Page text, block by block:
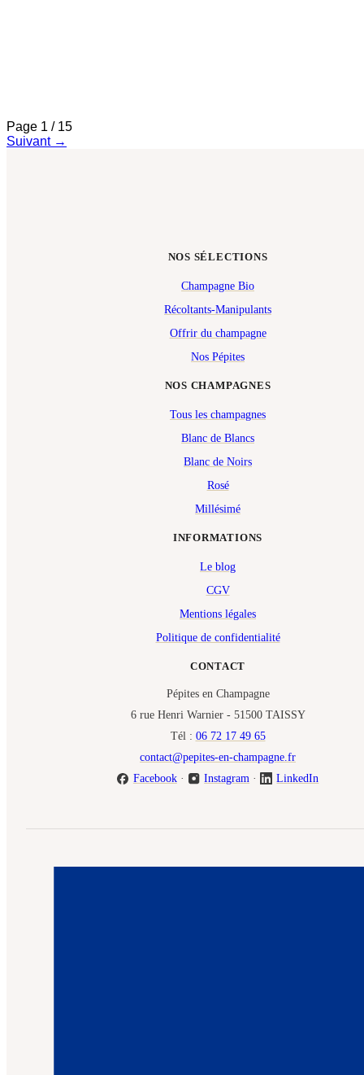
Page 1 / 15
Suivant→
NOS CHAMPAGNES
Tous les champagnes
Blanc de Blancs
Blanc de Noirs
Rosé
Millésimé
NOS SÉLECTIONS
Champagne Bio
Récoltants-Manipulants
Offrir du champagne
Nos Pépites
INFORMATIONS
Le blog
CGV
Mentions légales
Politique de confidentialité
CONTACT
Pépites en Champagne
6 rue Henri Warnier - 51500 TAISSY
Tél : 06 72 17 49 65
contact@pepites-en-champagne.fr
Facebook· Instagram · LinkedIn